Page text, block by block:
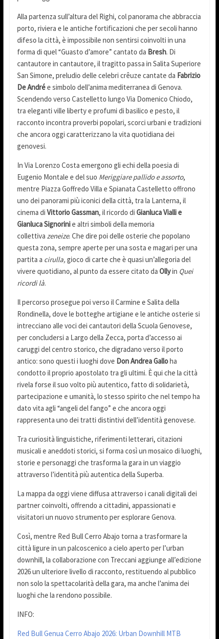
Alla partenza sull’altura del Righi, col panorama che abbraccia
porto, riviera e le antiche fortificazioni che per secoli hanno
difeso la città, è impossibile non sentirsi coinvolti in una
forma di quel “Guasto d’amore” cantato da Bresh. Di
cantautore in cantautore, il tragitto passa in Salita Superiore
San Simone, preludio delle celebri crêuze cantate da Fabrizio
De Andrée simbolo dell’anima mediterranea di Genova.
Scendendo verso Castelletto lungo Via Domenico Chiodo,
tra eleganti ville liberty e profumi di basilico e pesto, il
racconto incontra proverbi popolari, scorci urbani e tradizioni
che ancora oggi caratterizzano la vita quotidiana dei
genovesi.
In Via Lorenzo Costa emergono gli echi della poesia di
Eugenio Montale e del suo Meriggiare pallido e assorto,
mentre Piazza Goffredo Villa e Spianata Castelletto offrono
uno dei panorami più iconici della città, tra la Lanterna, il
cinema di Vittorio Gassman, il ricordo di Gianluca Vialli e
Gianluca Signorinie altri simboli della memoria
collettiva zeneize. Che dire poi delle osterie che popolano
questa zona, sempre aperte per una sosta e magari per una
partita a cirulla, gioco di carte che è quasi un’allegoria del
vivere quotidiano, al punto da essere citato da Ollyin Quei
ricordi là.
Il percorso prosegue poi verso il Carmine e Salita della
Rondinella, dove le botteghe artigiane e le antiche osterie si
intrecciano alle voci dei cantautori della Scuola Genovese,
per concludersi a Largo della Zecca, porta d’accesso ai
caruggi del centro storico, che digradano verso il porto
antico: sono questi i luoghi dove Don Andrea Galloha
condotto il proprio apostolato tra gli ultimi. È qui che la città
rivela forse il suo volto più autentico, fatto di solidarietà,
partecipazione e umanità, lo stesso spirito che nel tempo ha
dato vita agli “angeli del fango” e che ancora oggi
rappresenta uno dei tratti distintivi dell’identità genovese.
Tra curiosità linguistiche, riferimenti letterari, citazioni
musicali e aneddoti storici, si forma così un mosaico di luoghi,
storie e personaggi che trasforma la gara in un viaggio
attraverso l’identità più autentica della Superba.
La mappa da oggi viene diffusa attraverso i canali digitali dei
partner coinvolti, offrendo a cittadini, appassionati e
visitatori un nuovo strumento per esplorare Genova.
Così, mentre Red Bull Cerro Abajo torna a trasformare la
città ligure in un palcoscenico a cielo aperto per l’urban
downhill, la collaborazione con Treccani aggiunge all’edizione
2026 un ulteriore livello di racconto, restituendo al pubblico
non solo la spettacolarità della gara, ma anche l’anima dei
luoghi che la rendono possibile.
INFO:
Red Bull Genua Cerro Abajo 2026: Urban Downhill MTB